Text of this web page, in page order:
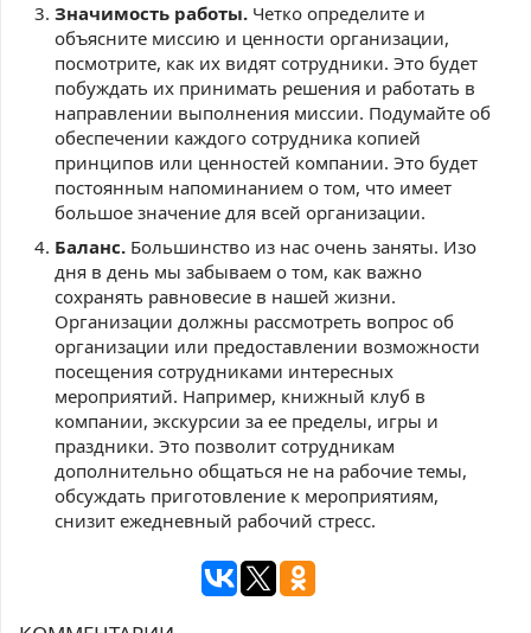
Значимость работы. Четко определите и
объясните миссию и ценности организации,
посмотрите, как их видят сотрудники. Это будет
побуждать их принимать решения и работать в
направлении выполнения миссии. Подумайте об
обеспечении каждого сотрудника копией
принципов или ценностей компании. Это будет
постоянным напоминанием о том, что имеет
большое значение для всей организации.
Баланс. Большинство из нас очень заняты. Изо
дня в день мы забываем о том, как важно
сохранять равновесие в нашей жизни.
Организации должны рассмотреть вопрос об
организации или предоставлении возможности
посещения сотрудниками интересных
мероприятий. Например, книжный клуб в
компании, экскурсии за ее пределы, игры и
праздники. Это позволит сотрудникам
дополнительно общаться не на рабочие темы,
обсуждать приготовление к мероприятиям,
снизит ежедневный рабочий стресс.